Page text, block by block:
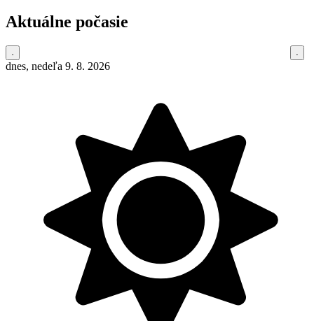
Aktuálne počasie
dnes, nedeľa 9. 8. 2026